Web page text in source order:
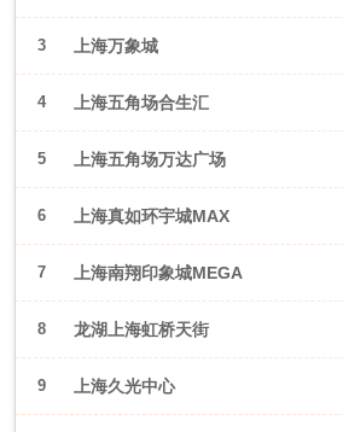
3 上海万象城
4 上海五角场合生汇
5 上海五角场万达广场
6 上海真如环宇城MAX
7 上海南翔印象城MEGA
8 龙湖上海虹桥天街
9 上海久光中心